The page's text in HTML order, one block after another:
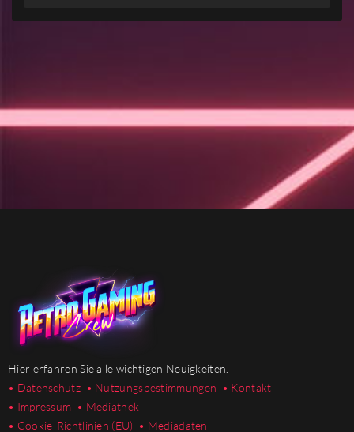
Hier erfahren Sie alle wichtigen Neuigkeiten.
• Datenschutz • Nutzungsbestimmungen • Kontakt
• Impressum • Mediathek
• Cookie-Richtlinien (EU) • Mediadaten